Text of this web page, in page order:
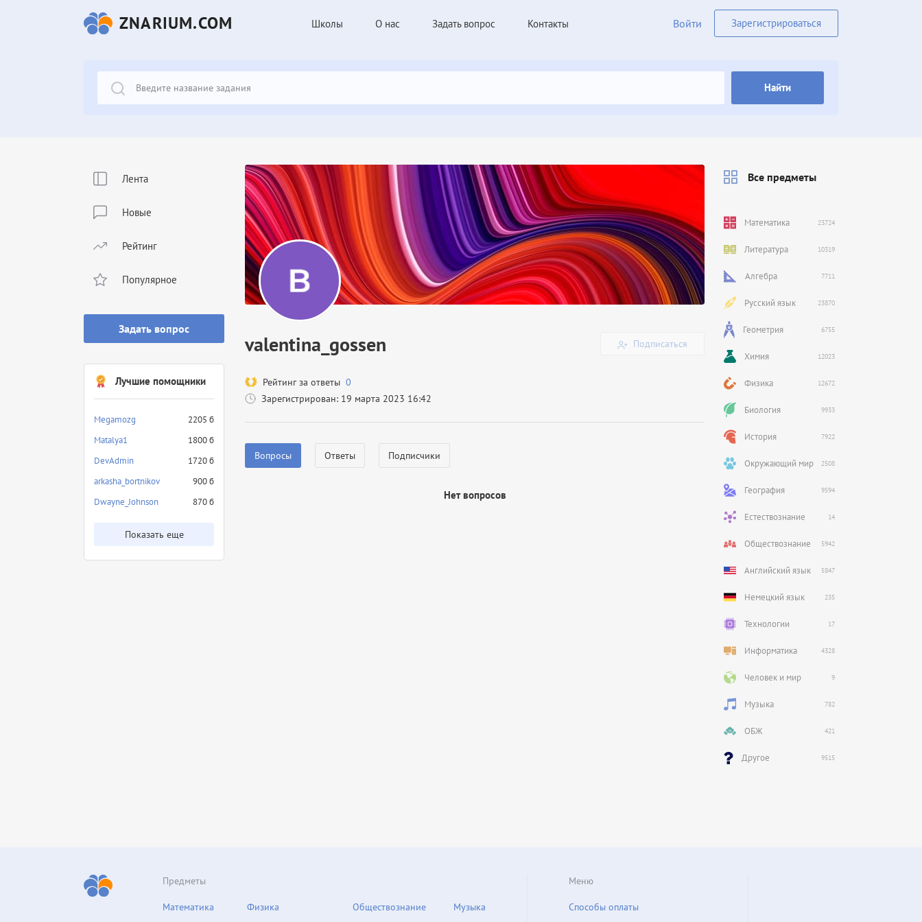
ZNARIUM.COM Школы О нас Задать вопрос Контакты Войти Зарегистрироваться
Найти
Лента
Новые
Рейтинг
Популярное
Задать вопрос
Лучшие помощники
Megamozg
2205 б
Matalya1
1800 б
DevAdmin
1720 б
arkasha_bortnikov
900 б
Dwayne_Johnson
870 б
Показать еще
valentina_gossen Подписаться
Рейтинг за ответы 0
Зарегистрирован: 19 марта 2023 16:42
Вопросы Ответы Подписчики
Нет вопросов
Все предметы
Математика 23724
Литература 10319
Алгебра 7711
Русский язык 23870
Геометрия 6755
Химия 12023
Физика 12672
Биология 9933
История 7922
Окружающий мир 2508
География 9594
Естествознание 14
Обществознание 5942
Английский язык 5847
Немецкий язык 235
Технологии 17
Информатика 4328
Человек и мир 9
Музыка 782
ОБЖ 421
Другое 9515
Предметы
Математика
Физика
Обществознание
Музыка
Меню
Способы оплаты